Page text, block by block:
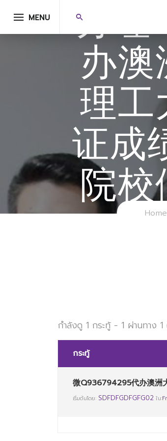
MENU 办理
办
理
证成
院
Home
กำลังดู 1 กระทู้ - 1 ผ่านทาง
กระทู้
微Q936794295代办澳洲
เริ่มต้นโดย: SDFDFGDFGFG02 ใน: